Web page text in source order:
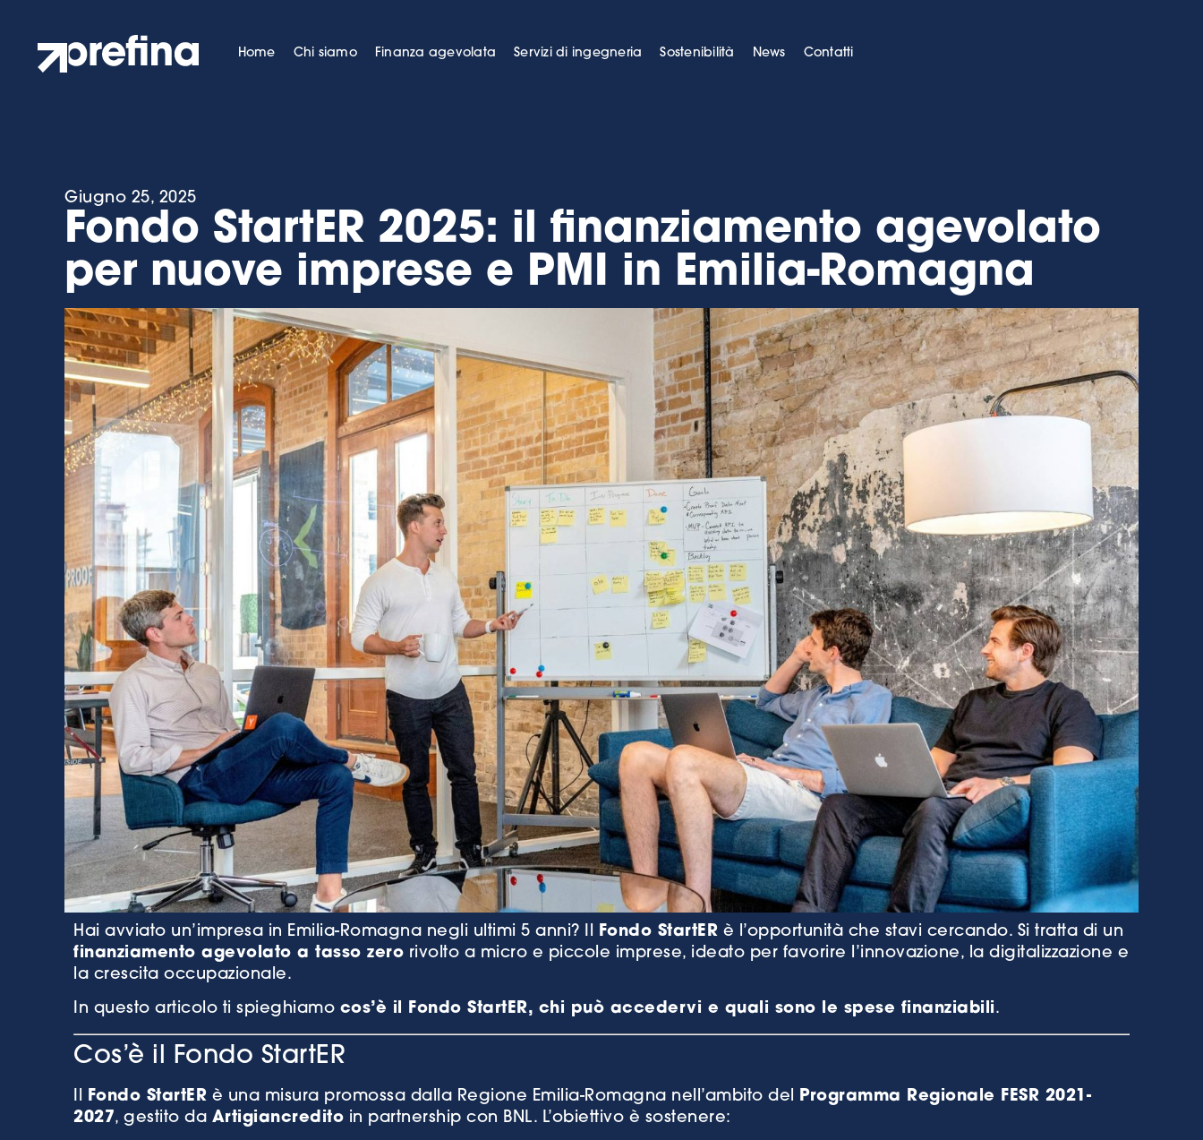
Home Chi siamo Finanza agevolata Servizi di ingegneria Sostenibilità News Contatti
Giugno 25, 2025
Fondo StartER 2025: il finanziamento agevolato
per nuove imprese e PMI in Emilia-Romagna
Hai avviato un’impresa in Emilia-Romagna negli ultimi 5 anni? Il Fondo StartER è l’opportunità che stavi cercando. Si tratta di un
finanziamento agevolato a tasso zero rivolto a micro e piccole imprese, ideato per favorire l’innovazione, la digitalizzazione e
la crescita occupazionale.
In questo articolo ti spieghiamo cos’è il Fondo StartER, chi può accedervi e quali sono le spese finanziabili.
Cos’è il Fondo StartER
Fondo StartER è una misura promossa dalla Regione Emilia-Romagna nell’ambito del
Programma Regionale FESR 2021-
2027, gestito da Artigiancredito in partnership con BNL. L’obiettivo è sostenere: